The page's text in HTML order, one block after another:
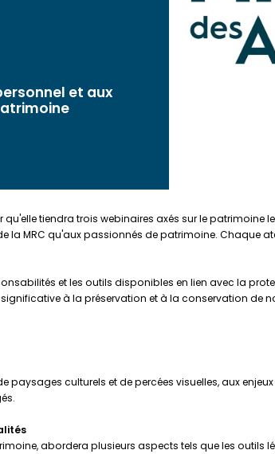
et aux
tiendra trois webinaires axés sur le patrimoine
MRC qu'aux passionnés de patrimoine. Chaque
et les outils disponibles en lien avec la
à la préservation et à la conservation de
culturels et de percées visuelles, aux
abordera plusieurs aspects tels que les outils